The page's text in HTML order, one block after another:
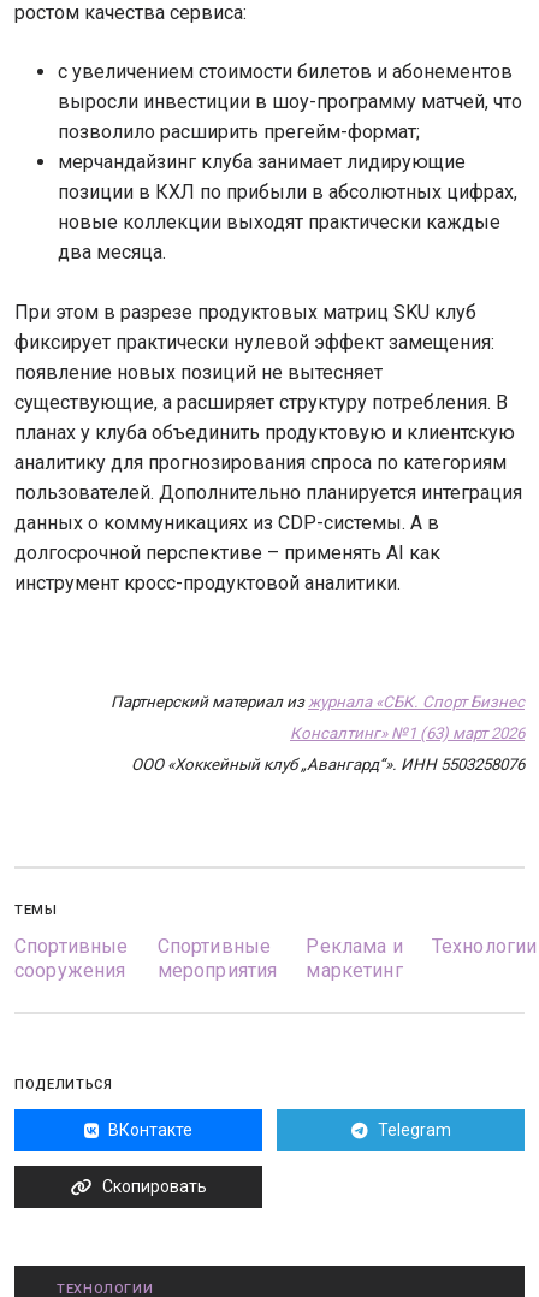
ростом качества сервиса:
с увеличением стоимости билетов и абонементов
выросли инвестиции в шоу-программу матчей, что
позволило расширить прегейм-формат;
мерчандайзинг клуба занимает лидирующие
позиции в КХЛ по прибыли в абсолютных цифрах,
новые коллекции выходят практически каждые
два месяца.
При этом в разрезе продуктовых матриц SKU клуб
фиксирует практически нулевой эффект замещения:
появление новых позиций не вытесняет
существующие, а расширяет структуру потребления. В
планах у клуба объединить продуктовую и клиентскую
аналитику для прогнозирования спроса по категориям
пользователей. Дополнительно планируется интеграция
данных о коммуникациях из CDP-системы. А в
долгосрочной перспективе – применять AI как
инструмент кросс-продуктовой аналитики.
Партнерский материал изжурнала «СБК. Спорт Бизнес
Консалтинг» №1 (63) март 2026
ООО «Хоккейный клуб „Авангард“». ИНН 5503258076
ТЕМЫ
Спортивные
сооружения
Спортивные
мероприятия
Реклама и
маркетинг
Технологии
ПОДЕЛИТЬСЯ
ВКонтакте Telegram
Скопировать
ТЕХНОЛОГИИ